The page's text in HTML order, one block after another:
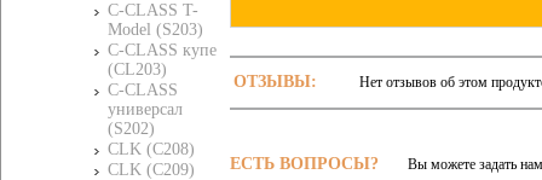
C-CLASS T-
Model (S203)
C-CLASS купе
(CL203)
C-CLASS
универсал
(S202)
CLK (C208)
CLK (C209)
ОТЗЫВЫ: Нет отзывов об этом
ЕСТЬ ВОПРОСЫ? Вы можете задать